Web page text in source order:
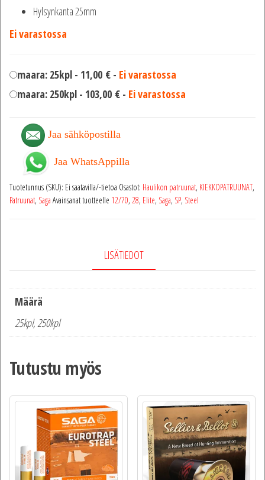
Hylsynkanta 25mm
Ei varastossa
maara: 25kpl - 11,00 € - Ei varastossa
maara: 250kpl - 103,00 € - Ei varastossa
Jaa sähköpostilla
Jaa WhatsAppilla
Tuotetunnus (SKU): Ei saatavilla/-tietoa Osastot: Haulikon patruunat, KIEKKOPATRUUNAT,
Patruunat, Saga Avainsanat tuotteelle 12/70, 28, Elite, Saga, SP, Steel
LISÄTIEDOT
Määrä
25kpl, 250kpl
Tutustu myös